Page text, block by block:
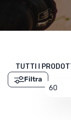
CARTA REGALO
I MIEI PREFERITI
IL BLOG DEI
TUTTI I
Filtra
60